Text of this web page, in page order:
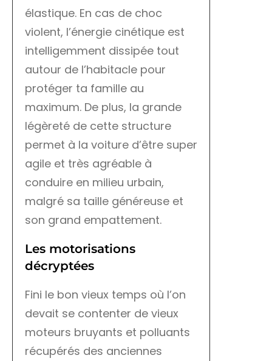
élastique. En cas de choc
violent, l’énergie cinétique est
intelligemment dissipée tout
autour de l’habitacle pour
protéger ta famille au
maximum. De plus, la grande
légèreté de cette structure
permet à la voiture d’être super
agile et très agréable à
conduire en milieu urbain,
malgré sa taille généreuse et
son grand empattement.
Les motorisations
décryptées
Fini le bon vieux temps où l’on
devait se contenter de vieux
moteurs bruyants et polluants
récupérés des anciennes